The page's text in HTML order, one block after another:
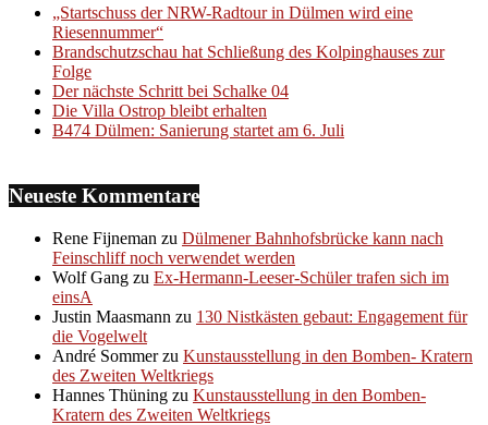
„Startschuss der NRW-Radtour in Dülmen wird eine
Riesennummer“
Brandschutzschau hat Schließung des Kolpinghauses zur
Folge
Der nächste Schritt bei Schalke 04
Die Villa Ostrop bleibt erhalten
B474 Dülmen: Sanierung startet am 6. Juli
Neueste Kommentare
Rene Fijneman zu Dülmener Bahnhofsbrücke kann nach
Feinschliff noch verwendet werden
Wolf Gang zu Ex-Hermann-Leeser-Schüler trafen sich im
einsA
Justin Maasmann zu 130 Nistkästen gebaut: Engagement für
die Vogelwelt
André Sommerzu Kunstausstellung in den Bomben- Kratern
des Zweiten Weltkriegs
Hannes Thüning zu Kunstausstellung in den Bomben-
Kratern des Zweiten Weltkriegs